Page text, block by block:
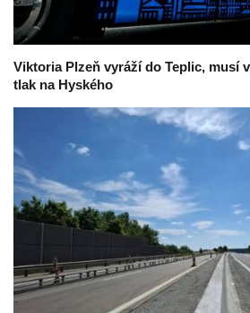
Viktoria Plzeň vyráží do Teplic, musí
tlak na Hyského